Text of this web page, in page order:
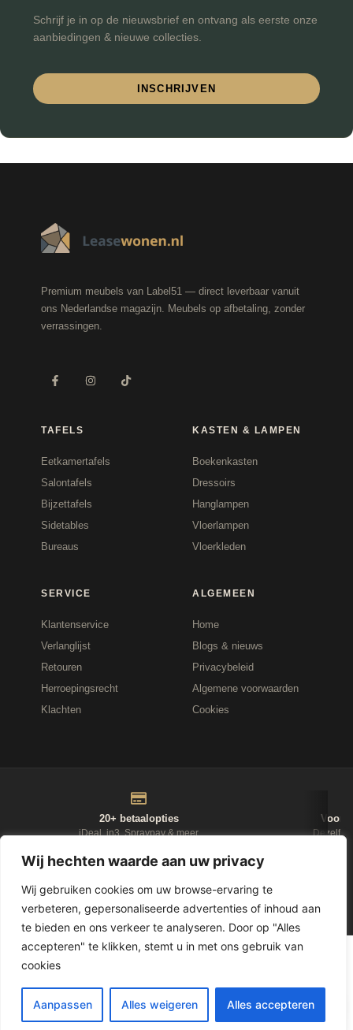
Wij hechten waarde aan uw privacy
Wij gebruiken cookies om uw browse-ervaring te
verbeteren, gepersonaliseerde advertenties of inhoud aan
te bieden en ons verkeer te analyseren. Door op "Alles
accepteren" te klikken, stemt u in met ons gebruik van
cookies
Aanpassen Alles weigeren Alles accepteren
Schrijf je in op de nieuwsbrief en ontvang als eerste onze
aanbiedingen & nieuwe collecties.
INSCHRIJVEN
Premium meubels van Label51 — direct leverbaar vanuit
ons Nederlandse magazijn. Meubels op afbetaling, zonder
verrassingen.
TAFELS
Eetkamertafels
Salontafels
Bijzettafels
Sidetables
Bureaus
KASTEN & LAMPEN
Boekenkasten
Dressoirs
Hanglampen
Vloerlampen
Vloerkleden
SERVICE
Klantenservice
Verlanglijst
Retouren
Herroepingsrecht
Klachten
ALGEMEEN
Home
Blogs & nieuws
Privacybeleid
Algemene voorwaarden
Cookies
20+ betaalopties
iDeal, in3, Spraypay & meer
Voor
NIEUWSBRIEF
LET OP, GELD LENEN KOST GELD
D-Fokker